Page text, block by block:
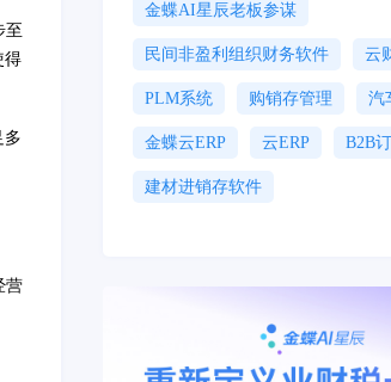
至
得
多
营
金蝶AI星辰老板参谋
民间非盈利组织财务软件 云
PLM系统 购销存管理 汽
金蝶云ERP 云ERP B2B
建材进销存软件